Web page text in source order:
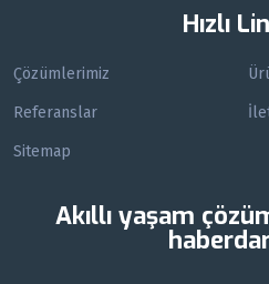
Hızlı
Çözümlerimiz
Referanslar
Sitemap
Akıllı yaşam